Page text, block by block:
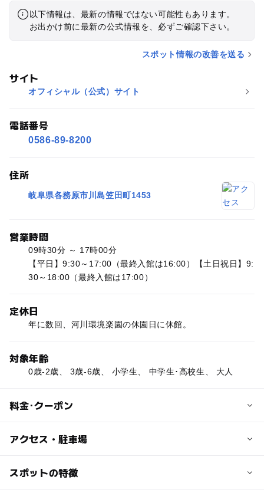
以下情報は、最新の情報ではない可能性もあります。
お出かけ前に最新の公式情報を、必ずご確認下さい。
スポット情報の改善を送る
サイト
オフィシャル（公式）サイト
電話番号
0586-89-8200
住所
岐阜県各務原市川島笠田町1453
営業時間
09時30分 ～ 17時00分
【平日】9:30～17:00（最終入館は16:00）【土日祝日】9:
30～18:00（最終入館は17:00）
定休日
年に数回、河川環境楽園の休園日に休館。
対象年齢
0歳-2歳、 3歳-6歳、 小学生、 中学生･高校生、 大人
料金･クーポン
子供の料金
学生・高校生：1400円
アクセス・駐車場
交通アクセス
スポットの特徴